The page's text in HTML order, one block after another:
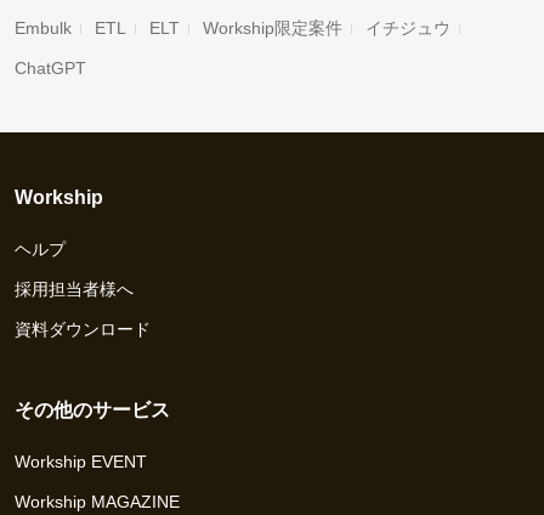
Embulk ETL ELT Workship限定案件 イチジュウ
ChatGPT
Workship
ヘルプ
採用担当者様へ
資料ダウンロード
その他のサービス
Workship EVENT
Workship MAGAZINE